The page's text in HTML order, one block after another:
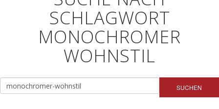
SCHLAGWORT
MONOCHROMER
WOHNSTIL
SUCHEN